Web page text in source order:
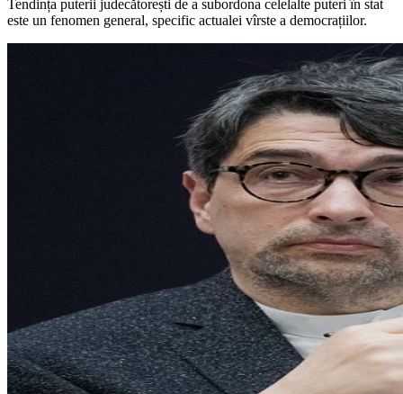
Tendința puterii judecătorești de a subordona celelalte puteri în stat
este un fenomen general, specific actualei vîrste a democrațiilor.